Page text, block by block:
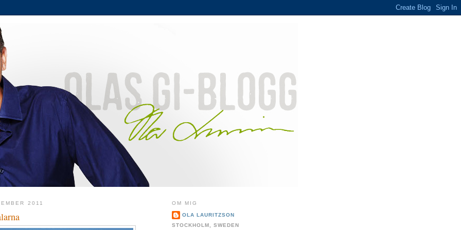
2011 OM MIG
OLA LAURITZSON
STOCKHOLM, SWEDEN